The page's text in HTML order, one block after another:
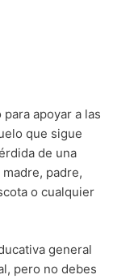
apoyar a las
que sigue
de una
padre,
o cualquier
general
pero no debes